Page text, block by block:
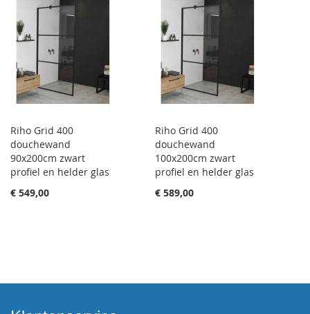
Riho Grid 400
douchewand
90x200cm zwart
profiel en helder glas
€ 549,00
Riho Grid 400
douchewand
100x200cm zwart
profiel en helder glas
€ 589,00